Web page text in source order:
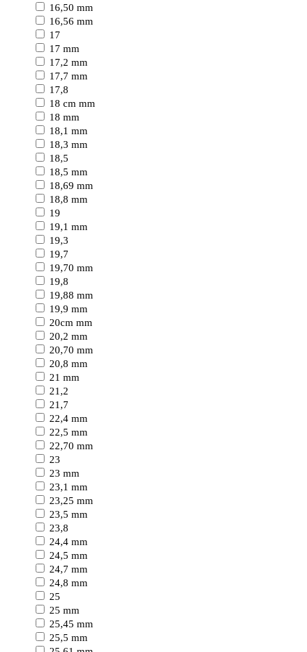
16,50 mm
16,56 mm
17
17 mm
17,2 mm
17,7 mm
17,8
18 cm mm
18 mm
18,1 mm
18,3 mm
18,5
18,5 mm
18,69 mm
18,8 mm
19
19,1 mm
19,3
19,7
19,70 mm
19,8
19,88 mm
19,9 mm
20cm mm
20,2 mm
20,70 mm
20,8 mm
21 mm
21,2
21,7
22,4 mm
22,5 mm
22,70 mm
23
23 mm
23,1 mm
23,25 mm
23,5 mm
23,8
24,4 mm
24,5 mm
24,7 mm
24,8 mm
25
25 mm
25,45 mm
25,5 mm